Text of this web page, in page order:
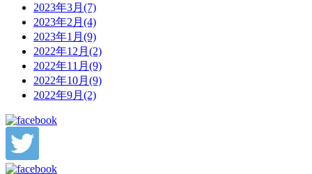
2023年3月(7)
2023年2月(4)
2023年1月(9)
2022年12月(2)
2022年11月(9)
2022年10月(9)
2022年9月(2)